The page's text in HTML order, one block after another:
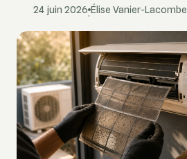
24 juin 2026
·
Élise Vanier-Lacombe